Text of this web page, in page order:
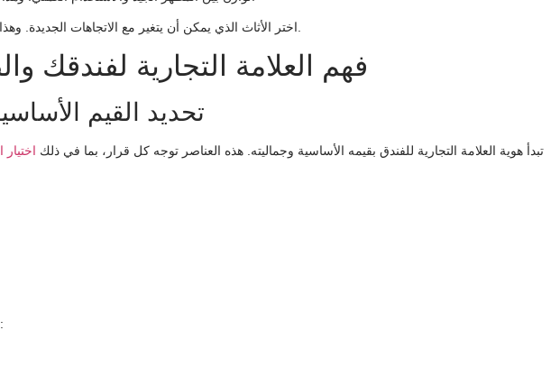
فهم العلامة التجارية لفندقك
تحديد القيم
تبدأ هوية العلامة التجارية للفندق بقيمه الأساسية وجماليته. هذه العناصر توجه كل قرار، بما في ذلك اختيار
قد تركز العلامات التجارية الأخرى على: